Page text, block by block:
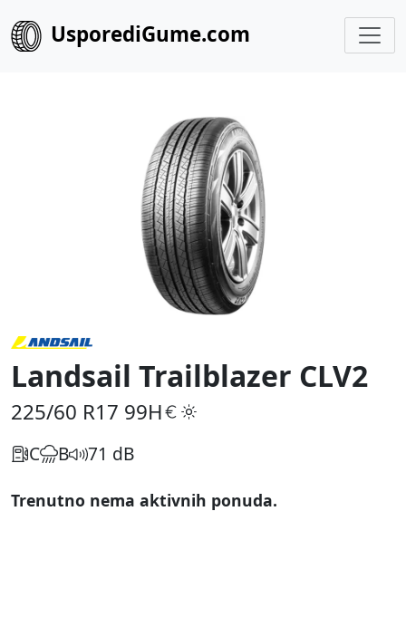
UsporediGume.com
Landsail Trailblazer CLV2
225/60 R17 99H
C B 71 dB
Trenutno nema aktivnih ponuda.